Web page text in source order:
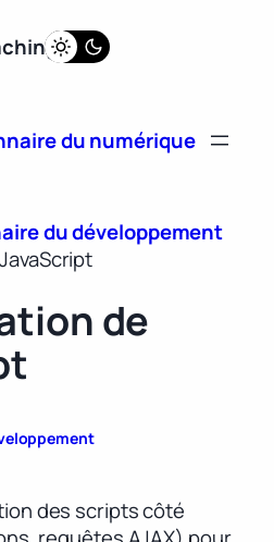
du numérique
du développement
de
des scripts côté